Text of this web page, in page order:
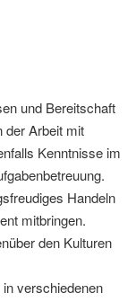
und Bereitschaft
der Arbeit mit
Kenntnisse im
Handeln
mitbringen.
den Kulturen
verschiedenen